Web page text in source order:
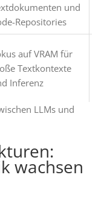
und
Repositories
auf VRAM für
Textkontexte
Inferenz
LLMs und
wachsen